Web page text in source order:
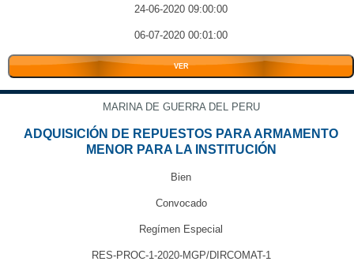
24-06-2020 09:00:00
06-07-2020 00:01:00
VER
MARINA DE GUERRA DEL PERU
ADQUISICIÓN DE REPUESTOS PARA ARMAMENTO
MENOR PARA LA INSTITUCIÓN
Bien
Convocado
Regímen Especial
RES-PROC-1-2020-MGP/DIRCOMAT-1